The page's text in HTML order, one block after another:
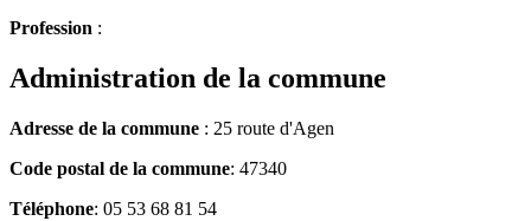
Profession :
Administration de la commune
Adresse de la commune : 25 route d'Agen
Code postal de la commune: 47340
Téléphone: 05 53 68 81 54